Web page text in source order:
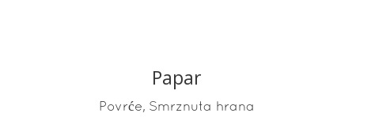
READ MORE
Papar
Povrće, Smrznuta hrana